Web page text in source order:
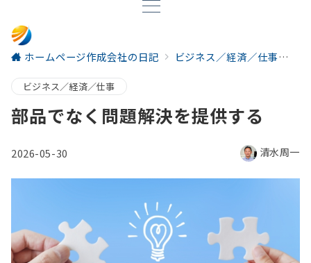
ホームページ作成会社の日記 ビジネス／経済／仕事
ビジネス／経済／仕事
部品でなく問題解決を提供する
2026-05-30 清水周一